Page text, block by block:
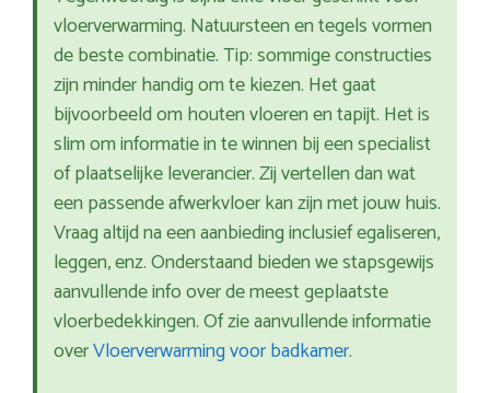
vloerverwarming. Natuursteen en tegels vormen
de beste combinatie. Tip: sommige constructies
zijn minder handig om te kiezen. Het gaat
bijvoorbeeld om houten vloeren en tapijt. Het is
slim om informatie in te winnen bij een specialist
of plaatselijke leverancier. Zij vertellen dan wat
een passende afwerkvloer kan zijn met jouw huis.
Vraag altijd na een aanbieding inclusief egaliseren,
leggen, enz. Onderstaand bieden we stapsgewijs
aanvullende info over de meest geplaatste
vloerbedekkingen. Of zie aanvullende informatie
overVloerverwarming voor badkamer.